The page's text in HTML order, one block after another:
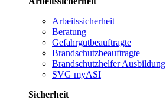
Arbeitssicherheit
Beratung
Gefahrgutbeauftragte
Brandschutzbeauftragte
Brandschutzhelfer Ausbildung
SVG myASI
Sicherheit